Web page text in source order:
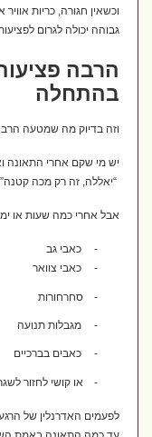
וכשאין חגורה, כריות אוויר
גבוהה יכולה לגרום לפציעות
הרבה
בהתחלה
וזה בדיוק מה שמטעה הרבה
יש מי שקם אחרי התאונה
“יאללה, זה רק מכה קטנה”.
אבל אחרי כמה שעות או
כאבי גב
כאבי צוואר
סחרחורות
מגבלות תנועה
כאבים בברכיים
או קושי לחזור לשגרה
לפעמים האדרנלין של הרגע